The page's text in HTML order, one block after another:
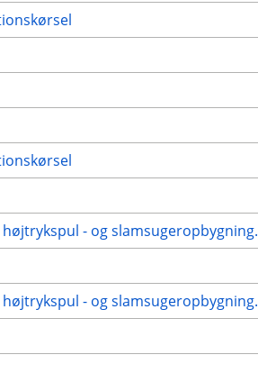
- og slamsugeropbygning.
- og slamsugeropbygning.